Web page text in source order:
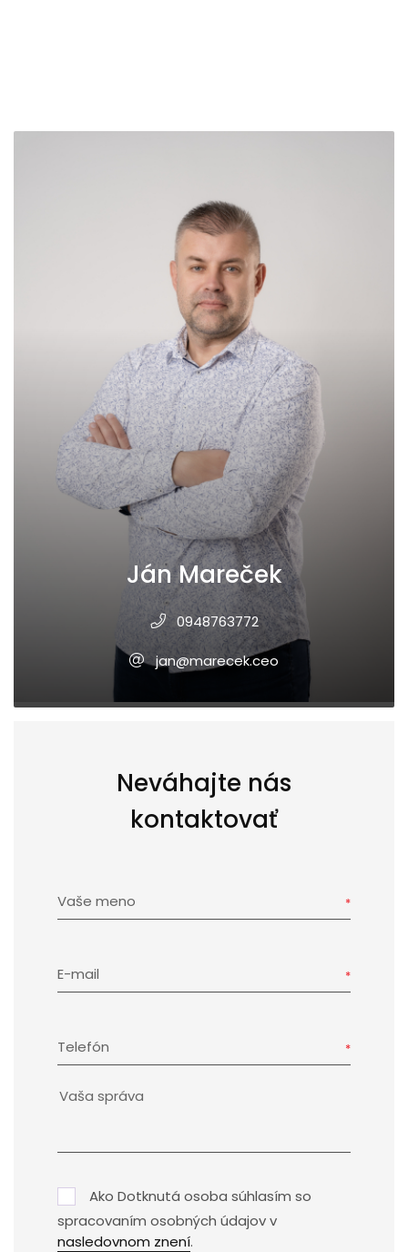
Ján Mareček
0948763772
jan@marecek.ceo
Neváhajte nás
kontaktovať
Vaše meno
E-mail
Telefón
Ako Dotknutá osoba súhlasím so
spracovaním osobných údajov v
nasledovnom znení.